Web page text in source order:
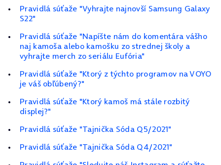
Pravidlá súťaže "Vyhrajte najnovší Samsung Galaxy
S22"
Pravidlá súťaže "Napíšte nám do komentára vášho
naj kamoša alebo kamošku zo strednej školy a
vyhrajte merch zo seriálu Eufória"
Pravidlá súťaže "Ktorý z týchto programov na VOYO
je váš obľúbený?"
Pravidlá súťaže "Ktorý kamoš má stále rozbitý
displej?"
Pravidlá súťaže "Tajnička Sóda Q5/2021"
Pravidlá súťaže "Tajnička Sóda Q4/2021"